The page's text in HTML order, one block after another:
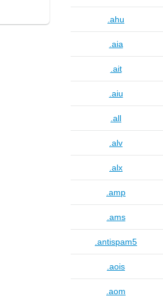
.ahu
.aia
.ait
.aiu
.all
.alv
.alx
.amp
.ams
.antispam5
.aois
.aom